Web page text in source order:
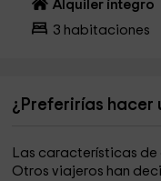
Alquiler íntegro
3 habitaciones
¿Preferirías hacer
Las características de
Otros viajeros han